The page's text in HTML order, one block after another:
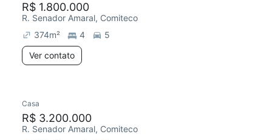
R$ 1.800.000
R. Senador Amaral, Comiteco
374m² 4
5
Ver contato
Casa
R$ 3.200.000
R. Senador Amaral, Comiteco